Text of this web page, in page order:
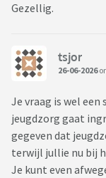
Gezellig.
tsjor
26-06-2026
Je vraag is wel een
jeugdzorg gaat
gegeven dat
terwijl jullie nu bij
Je kunt even